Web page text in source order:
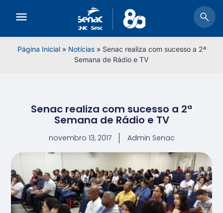
Página Inicial» Notícias» Senac realiza com sucesso a 2ª
Semana de Rádio e TV
Senac realiza com sucesso a 2ª
Semana de Rádio e TV
novembro 13, 2017 Admin Senac